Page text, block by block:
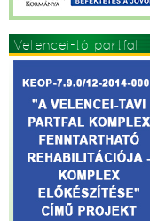
Velencei-tó partfal